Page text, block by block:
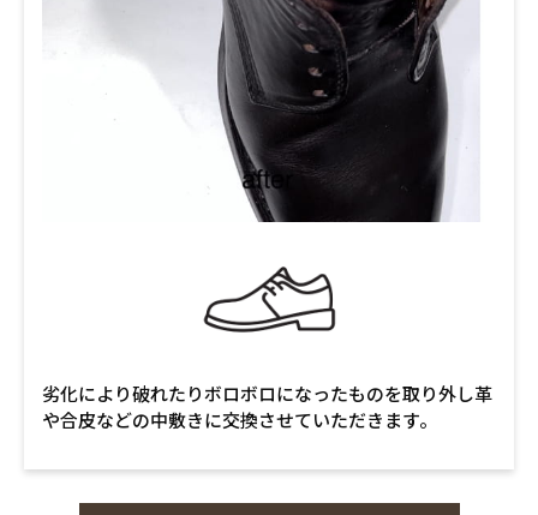
劣化により破れたりボロボロになったものを取り外し革
や合皮などの中敷きに交換させていただきます。